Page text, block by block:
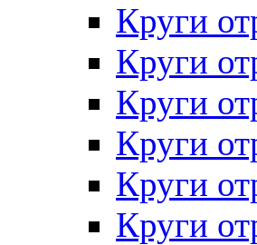
Круги
Круги
Круги
Круги
Круги
Круги